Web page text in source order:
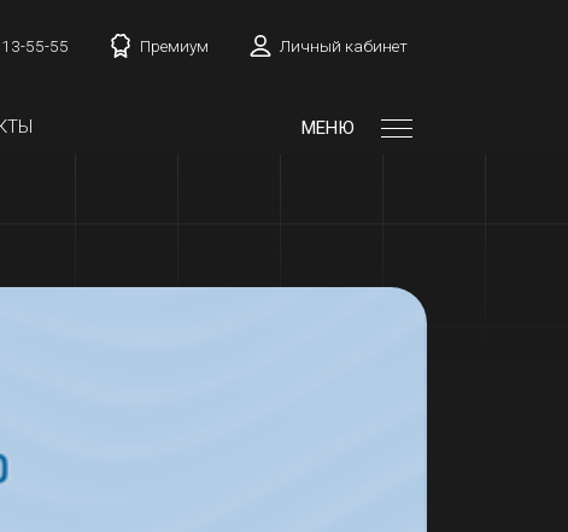
55-55 Премиум Личный кабинет
МЕНЮ